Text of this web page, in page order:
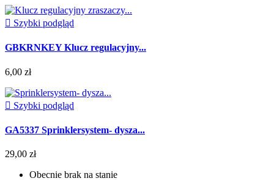
 Szybki podgląd
GBKRNKEY Klucz regulacyjny...
6,00 zł
 Szybki podgląd
GA5337 Sprinklersystem- dysza...
29,00 zł
Obecnie brak na stanie